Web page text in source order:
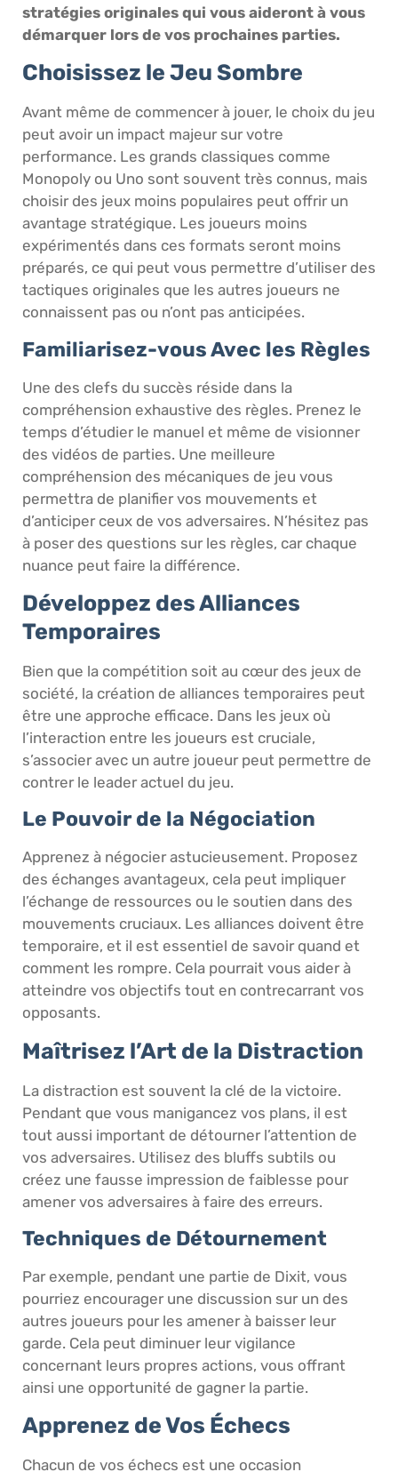
stratégies originales qui vous aideront à vous
démarquer lors de vos prochaines parties.
Choisissez le Jeu Sombre
Avant même de commencer à jouer, le choix du jeu
peut avoir un impact majeur sur votre
performance. Les grands classiques comme
Monopoly ou Uno sont souvent très connus, mais
choisir des jeux moins populaires peut offrir un
avantage stratégique. Les joueurs moins
expérimentés dans ces formats seront moins
préparés, ce qui peut vous permettre d’utiliser des
tactiques originales que les autres joueurs ne
connaissent pas ou n’ont pas anticipées.
Familiarisez-vous Avec les Règles
Une des clefs du succès réside dans la
compréhension exhaustive des règles. Prenez le
temps d’étudier le manuel et même de visionner
des vidéos de parties. Une meilleure
compréhension des mécaniques de jeu vous
permettra de planifier vos mouvements et
d’anticiper ceux de vos adversaires. N’hésitez pas
à poser des questions sur les règles, car chaque
nuance peut faire la différence.
Développez des Alliances
Temporaires
Bien que la compétition soit au cœur des jeux de
société, la création de alliances temporaires peut
être une approche efficace. Dans les jeux où
l’interaction entre les joueurs est cruciale,
s’associer avec un autre joueur peut permettre de
contrer le leader actuel du jeu.
Le Pouvoir de la Négociation
Apprenez à négocier astucieusement. Proposez
des échanges avantageux, cela peut impliquer
l’échange de ressources ou le soutien dans des
mouvements cruciaux. Les alliances doivent être
temporaire, et il est essentiel de savoir quand et
comment les rompre. Cela pourrait vous aider à
atteindre vos objectifs tout en contrecarrant vos
opposants.
Maîtrisez l’Art de la Distraction
La distraction est souvent la clé de la victoire.
Pendant que vous manigancez vos plans, il est
tout aussi important de détourner l’attention de
vos adversaires. Utilisez des bluffs subtils ou
créez une fausse impression de faiblesse pour
amener vos adversaires à faire des erreurs.
Techniques de Détournement
Par exemple, pendant une partie de Dixit, vous
pourriez encourager une discussion sur un des
autres joueurs pour les amener à baisser leur
garde. Cela peut diminuer leur vigilance
concernant leurs propres actions, vous offrant
ainsi une opportunité de gagner la partie.
Apprenez de Vos Échecs
Chacun de vos échecs est une occasion